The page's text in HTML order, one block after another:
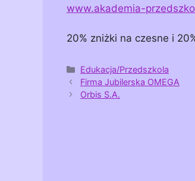
www.akademia-
20% zniżki na czesne i
Kategorie
Edukacja/Przedszkola
Firma Jubilerska OMEGA
Orbis S.A.